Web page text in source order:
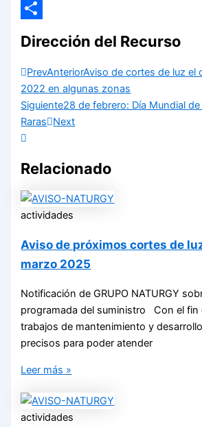
Email
Dirección del Recurso
PrevAnteriorAviso de cortes de luz el
2022 en algunas zonas
Siguiente28 de febrero: Día Mundial
Raras
Next
Relacionado
actividades
Aviso de próximos cortes de
marzo 2025
Notificación de GRUPO NATURGY
programada del suministro Con el fin
trabajos de mantenimiento y
precisos para poder atender
Leer más »
actividades